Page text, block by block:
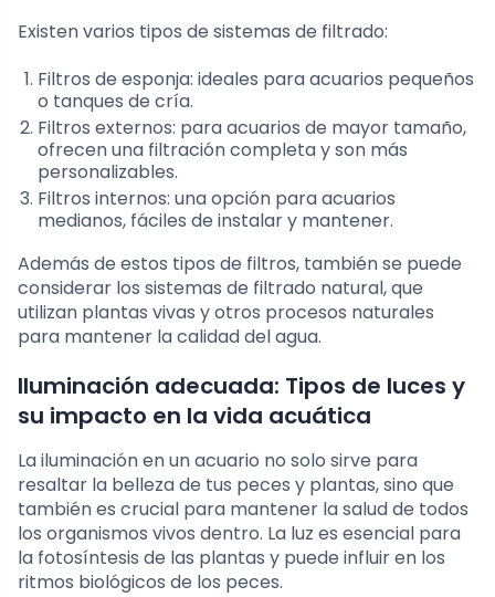
Existen varios tipos de sistemas de filtrado:
Filtros de esponja: ideales para acuarios pequeños
o tanques de cría.
Filtros externos: para acuarios de mayor tamaño,
ofrecen una filtración completa y son más
personalizables.
Filtros internos: una opción para acuarios
medianos, fáciles de instalar y mantener.
Además de estos tipos de filtros, también se puede
considerar los sistemas de filtrado natural, que
utilizan plantas vivas y otros procesos naturales
para mantener la calidad del agua.
Iluminación adecuada: Tipos de luces y
su impacto en la vida acuática
La iluminación en un acuario no solo sirve para
resaltar la belleza de tus peces y plantas, sino que
también es crucial para mantener la salud de todos
los organismos vivos dentro. La luz es esencial para
la fotosíntesis de las plantas y puede influir en los
ritmos biológicos de los peces.